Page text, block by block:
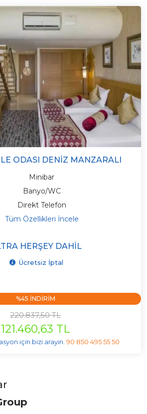
ODASI DENIZ MANZARALI
Minibar
Banyo/WC
Direkt Telefon
Tüm Özellikleri İncele
HERŞEY DAHIL
Ücretsiz İptal
%45 INDIRIM
220.837,50 TL
121.460,63 TL
için bizi arayın. 90 850 495 55 50